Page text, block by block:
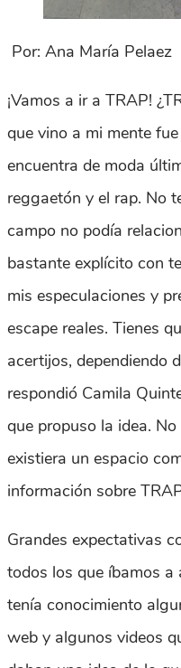
Por: Ana María Pelaez
¡Vamos a ir a TRAP!
que vino a mi mente
encuentra de moda
reggaetón y el rap. No
campo no podía
bastante explícito con
mis especulaciones y
escape reales. Tienes
acertijos, dependiendo
respondió Camila
que propuso la idea.
existiera un espacio
información sobre
Grandes expectativas
todos los que íbamos a
tenía conocimiento
web y algunos videos